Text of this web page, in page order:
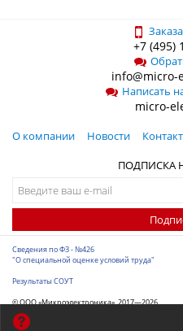
+7 (495)
info@micro-
Написать
micro-
О компании Новости
ПОДПИСКА
Сведения по ФЗ - №426
"О специальной оценке условий труда"
Результаты СОУТ
© ООО «Микроэлектроника», 2017—2026
Разработка сайта